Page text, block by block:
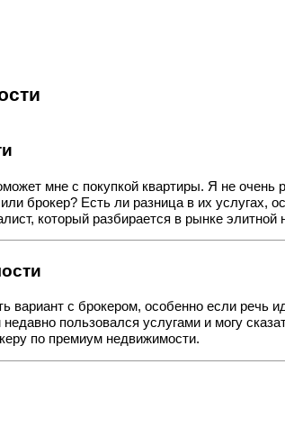
мне с покупкой квартиры. Я не
брокер? Есть ли разница в их
который разбирается в рынке
вариант с брокером, особенно если
пользовался услугами и могу
по премиум недвижимости.